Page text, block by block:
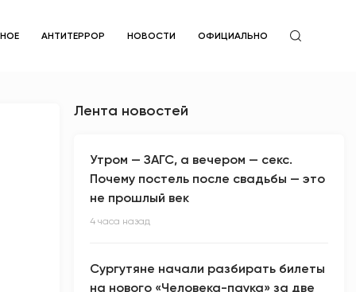
АНТИТЕРРОР НОВОСТИ ОФИЦИАЛЬНО
Лента новостей
Утром — ЗАГС, а вечером — секс.
Почему постель после свадьбы — это
не прошлый век
4 часа назад
Сургутяне начали разбирать билеты
на нового «Человека-паука» за две